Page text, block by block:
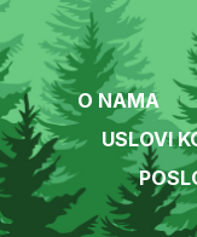
O NAMA
USLOVI